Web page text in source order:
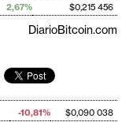
2,67% $0,215 456
DiarioBitcoin.com
-10,81%
$0,090 038